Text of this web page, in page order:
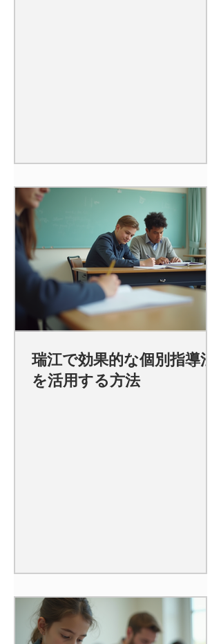
瑞江で効果的な個別指導法
を活用する方法